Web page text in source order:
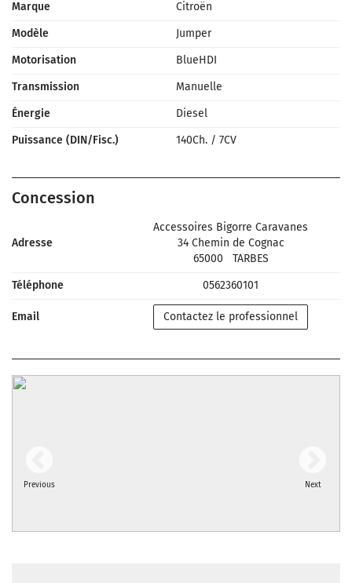
Marque
Citroën
Modèle
Jumper
Motorisation
BlueHDI
Transmission
Manuelle
Énergie
Diesel
Puissance (DIN/Fisc.)
140Ch. / 7CV
Concession
Adresse
Accessoires Bigorre Caravanes
34 Chemin de Cognac
65000
TARBES
Téléphone
0562360101
Email Contactez le professionnel
Previous Next